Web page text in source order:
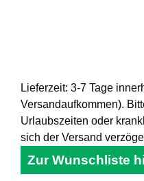
Lieferzeit: 3-7 Tage
Versandaufkommen).
Urlaubszeiten oder
sich der Versand
Zur Wunschliste